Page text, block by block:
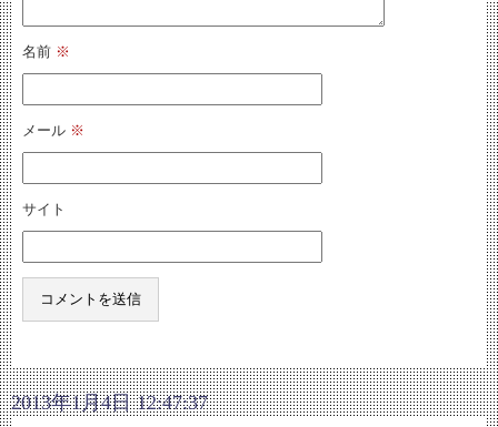
名前 ※
メール ※
サイト
2013年1月4日 12:47:37